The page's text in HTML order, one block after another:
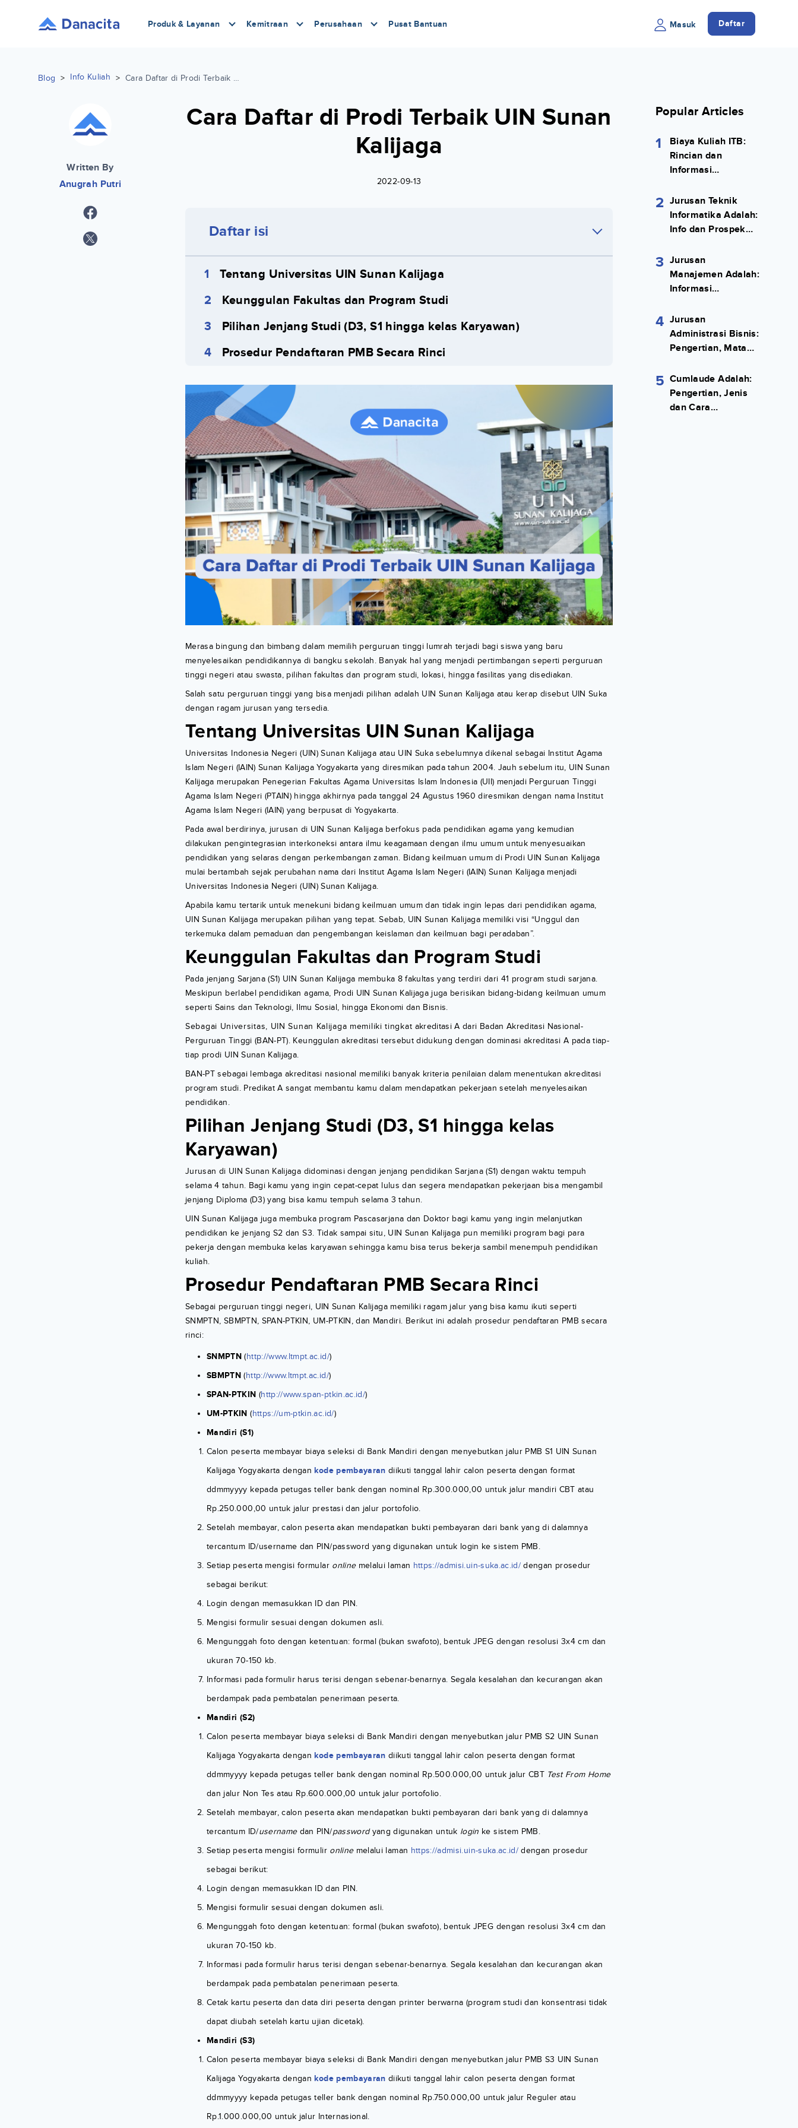
Produk & Layanan Kemitraan Perusahaan Pusat Bantuan Masuk Daftar
Blog > Info Kuliah > Cara Daftar di Prodi Terbaik UIN Sunan Kalijaga
Written By
Anugrah Putri
Cara Daftar di Prodi Terbaik UIN Sunan
Kalijaga
2022-09-13
Daftar isi
Tentang Universitas UIN Sunan Kalijaga
Keunggulan Fakultas dan Program Studi
Pilihan Jenjang Studi (D3, S1 hingga kelas Karyawan)
Prosedur Pendaftaran PMB Secara Rinci
Merasa bingung dan bimbang dalam memilih perguruan tinggi lumrah terjadi bagi siswa yang baru
menyelesaikan pendidikannya di bangku sekolah. Banyak hal yang menjadi pertimbangan seperti perguruan
tinggi negeri atau swasta, pilihan fakultas dan program studi, lokasi, hingga fasilitas yang disediakan.
Salah satu perguruan tinggi yang bisa menjadi pilihan adalah UIN Sunan Kalijaga atau kerap disebut UIN Suka
dengan ragam jurusan yang tersedia.
Tentang Universitas UIN Sunan Kalijaga
Universitas Indonesia Negeri (UIN) Sunan Kalijaga atau UIN Suka sebelumnya dikenal sebagai Institut Agama
Islam Negeri (IAIN) Sunan Kalijaga Yogyakarta yang diresmikan pada tahun 2004. Jauh sebelum itu, UIN Sunan
Kalijaga merupakan Penegerian Fakultas Agama Universitas Islam Indonesia (UII) menjadi Perguruan Tinggi
Agama Islam Negeri (PTAIN) hingga akhirnya pada tanggal 24 Agustus 1960 diresmikan dengan nama Institut
Agama Islam Negeri (IAIN) yang berpusat di Yogyakarta.
Pada awal berdirinya, jurusan di UIN Sunan Kalijaga berfokus pada pendidikan agama yang kemudian
dilakukan pengintegrasian interkoneksi antara ilmu keagamaan dengan ilmu umum untuk menyesuaikan
pendidikan yang selaras dengan perkembangan zaman. Bidang keilmuan umum di Prodi UIN Sunan Kalijaga
mulai bertambah sejak perubahan nama dari Institut Agama Islam Negeri (IAIN) Sunan Kalijaga menjadi
Universitas Indonesia Negeri (UIN) Sunan Kalijaga.
Apabila kamu tertarik untuk menekuni bidang keilmuan umum dan tidak ingin lepas dari pendidikan agama,
UIN Sunan Kalijaga merupakan pilihan yang tepat. Sebab, UIN Sunan Kalijaga memiliki visi “Unggul dan
terkemuka dalam pemaduan dan pengembangan keislaman dan keilmuan bagi peradaban”.
Keunggulan Fakultas dan Program Studi
Pada jenjang Sarjana (S1) UIN Sunan Kalijaga membuka 8 fakultas yang terdiri dari 41 program studi sarjana.
Meskipun berlabel pendidikan agama, Prodi UIN Sunan Kalijaga juga berisikan bidang-bidang keilmuan umum
seperti Sains dan Teknologi, Ilmu Sosial, hingga Ekonomi dan Bisnis.
Sebagai Universitas, UIN Sunan Kalijaga memiliki tingkat akreditasi A dari Badan Akreditasi Nasional-
Perguruan Tinggi (BAN-PT). Keunggulan akreditasi tersebut didukung dengan dominasi akreditasi A pada tiap-
tiap prodi UIN Sunan Kalijaga.
BAN-PT sebagai lembaga akreditasi nasional memiliki banyak kriteria penilaian dalam menentukan akreditasi
program studi. Predikat A sangat membantu kamu dalam mendapatkan pekerjaan setelah menyelesaikan
pendidikan.
Pilihan Jenjang Studi (D3, S1 hingga kelas
Karyawan)
Jurusan di UIN Sunan Kalijaga didominasi dengan jenjang pendidikan Sarjana (S1) dengan waktu tempuh
selama 4 tahun. Bagi kamu yang ingin cepat-cepat lulus dan segera mendapatkan pekerjaan bisa mengambil
jenjang Diploma (D3) yang bisa kamu tempuh selama 3 tahun.
UIN Sunan Kalijaga juga membuka program Pascasarjana dan Doktor bagi kamu yang ingin melanjutkan
pendidikan ke jenjang S2 dan S3. Tidak sampai situ, UIN Sunan Kalijaga pun memiliki program bagi para
pekerja dengan membuka kelas karyawan sehingga kamu bisa terus bekerja sambil menempuh pendidikan
kuliah.
Prosedur Pendaftaran PMB Secara Rinci
Sebagai perguruan tinggi negeri, UIN Sunan Kalijaga memiliki ragam jalur yang bisa kamu ikuti seperti
SNMPTN, SBMPTN, SPAN-PTKIN, UM-PTKIN, dan Mandiri. Berikut ini adalah prosedur pendaftaran PMB secara
rinci:
SNMPTN (http://www.ltmpt.ac.id/)
SBMPTN (http://www.ltmpt.ac.id/)
SPAN-PTKIN (http://www.span-ptkin.ac.id/)
UM-PTKIN (https://um-ptkin.ac.id/)
Mandiri (S1)
Calon peserta membayar biaya seleksi di Bank Mandiri dengan menyebutkan jalur PMB S1 UIN Sunan
Kalijaga Yogyakarta dengankode pembayaran diikuti tanggal lahir calon peserta dengan format
ddmmyyyy kepada petugas teller bank dengan nominal Rp.300.000,00 untuk jalur mandiri CBT atau
Rp.250.000,00 untuk jalur prestasi dan jalur portofolio.
Setelah membayar, calon peserta akan mendapatkan bukti pembayaran dari bank yang di dalamnya
tercantum ID/username dan PIN/password yang digunakan untuk login ke sistem PMB.
Setiap peserta mengisi formular onlinemelalui laman https://admisi.uin-suka.ac.id/ dengan prosedur
sebagai berikut:
Login dengan memasukkan ID dan PIN.
Mengisi formulir sesuai dengan dokumen asli.
Mengunggah foto dengan ketentuan: formal (bukan swafoto), bentuk JPEG dengan resolusi 3x4 cm dan
ukuran 70-150 kb.
Informasi pada formulir harus terisi dengan sebenar-benarnya. Segala kesalahan dan kecurangan akan
berdampak pada pembatalan penerimaan peserta.
Mandiri (S2)
Calon peserta membayar biaya seleksi di Bank Mandiri dengan menyebutkan jalur PMB S2 UIN Sunan
Kalijaga Yogyakarta dengankode pembayaran diikuti tanggal lahir calon peserta dengan format
ddmmyyyy kepada petugas teller bank dengan nominal Rp.500.000,00 untuk jalur CBT Test From Home
dan jalur Non Tes atau Rp.600.000,00 untuk jalur portofolio.
Setelah membayar, calon peserta akan mendapatkan bukti pembayaran dari bank yang di dalamnya
tercantum ID/usernamedan PIN/passwordyang digunakan untuk login ke sistem PMB.
Setiap peserta mengisi formulir onlinemelalui laman https://admisi.uin-suka.ac.id/ dengan prosedur
sebagai berikut:
Login dengan memasukkan ID dan PIN.
Mengisi formulir sesuai dengan dokumen asli.
Mengunggah foto dengan ketentuan: formal (bukan swafoto), bentuk JPEG dengan resolusi 3x4 cm dan
ukuran 70-150 kb.
Informasi pada formulir harus terisi dengan sebenar-benarnya. Segala kesalahan dan kecurangan akan
berdampak pada pembatalan penerimaan peserta.
Cetak kartu peserta dan data diri peserta dengan printer berwarna (program studi dan konsentrasi tidak
dapat diubah setelah kartu ujian dicetak).
Mandiri (S3)
Calon peserta membayar biaya seleksi di Bank Mandiri dengan menyebutkan jalur PMB S3 UIN Sunan
Kalijaga Yogyakarta dengankode pembayaran diikuti tanggal lahir calon peserta dengan format
ddmmyyyy kepada petugas teller bank dengan nominal Rp.750.000,00 untuk jalur Reguler atau
Rp.1.000.000,00 untuk jalur Internasional.
Popular Articles
1
Biaya Kuliah ITB:
Rincian dan
Informasi
2 Jurusan Teknik
Informatika Adalah:
Info dan Prospek
3 Jurusan
Manajemen Adalah:
Informasi
4 Jurusan
Administrasi Bisnis:
Pengertian, Mata
Kerja Lengkap
5 Cumlaude Adalah:
Pengertian, Jenis
dan Cara